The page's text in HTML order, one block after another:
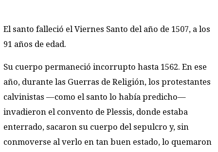
El santo falleció el Viernes Santo del año de 1507, a los
91 años de edad.
Su cuerpo permaneció incorrupto hasta 1562. En ese
año, durante las Guerras de Religión, los protestantes
calvinistas —como el santo lo había predicho—
invadieron el convento de Plessis, donde estaba
enterrado, sacaron su cuerpo del sepulcro y, sin
conmoverse al verlo en tan buen estado, lo quemaron